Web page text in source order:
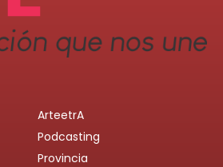
ArteetrA
Podcasting
Provincia